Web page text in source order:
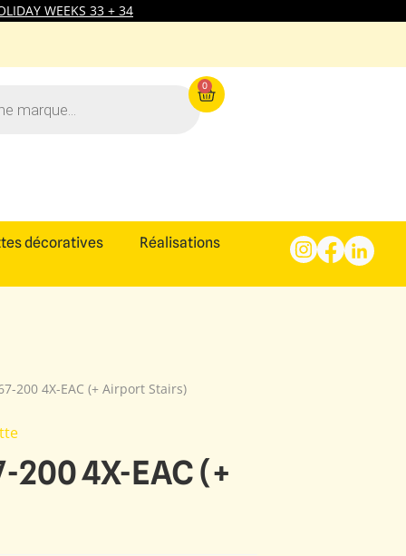
WEEKS 33 + 34
0
décoratives Réalisations
200 4X-EAC (+ Airport Stairs)
200 4X-EAC (+